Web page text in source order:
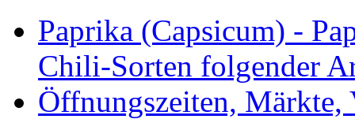
Paprika (Capsicum) -
Chili-Sorten folgender
Öffnungszeiten, Märkte,